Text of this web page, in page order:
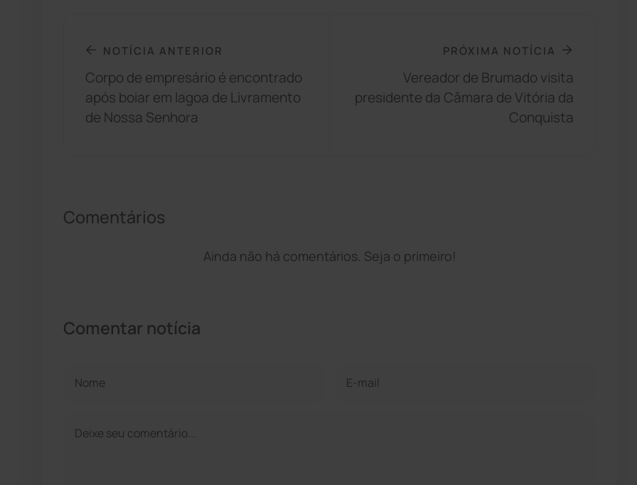
NOTÍCIA ANTERIOR
Corpo de empresário é encontrado
após boiar em lagoa de Livramento
de Nossa Senhora
PRÓXIMA NOTÍCIA
Vereador de Brumado visita
presidente da Câmara de Vitória da
Conquista
Comentários
Ainda não há comentários. Seja o primeiro!
Comentar notícia